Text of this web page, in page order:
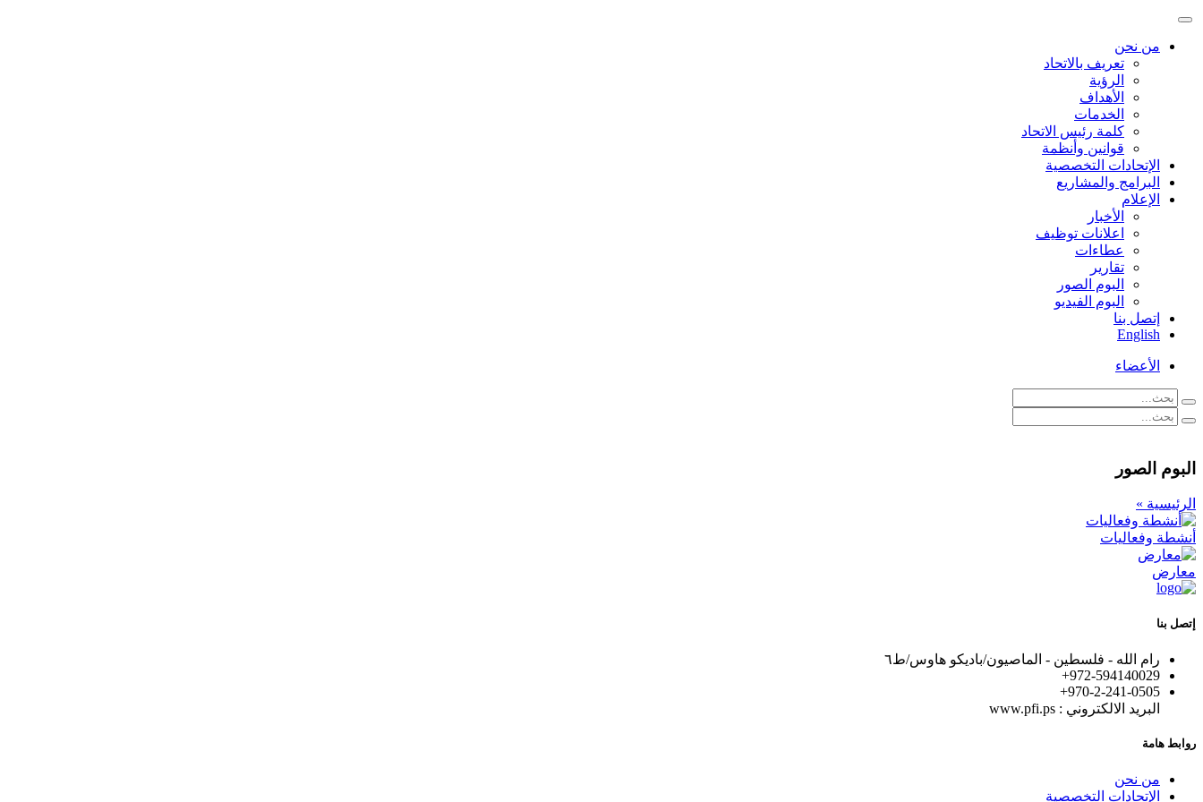
من نحن
تعريف بالاتحاد
الرؤية
الأهداف
الخدمات
كلمة رئيس الاتحاد
قوانين وأنظمة
الإتحادات التخصصية
البرامج والمشاريع
الإعلام
الأخبار
اعلانات توظيف
عطاءات
تقارير
البوم الصور
البوم الفيديو
إتصل بنا
English
الأعضاء
البوم الصور
الرئيسية »
أنشطة وفعاليات
معارض
إتصل بنا
رام الله - فلسطين - الماصيون/باديكو هاوس/ط٦
972-594140029+
+970-2-241-0505
البريد الالكتروني : www.pfi.ps
روابط هامة
من نحن
الإتحادات التخصصية